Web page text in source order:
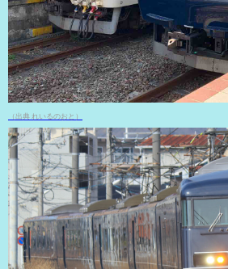
（出典 れいるのおと）